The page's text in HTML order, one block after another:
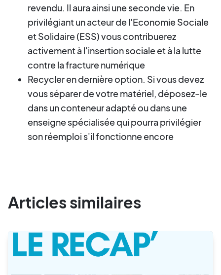
revendu. Il aura ainsi une seconde vie. En
privilégiant un acteur de l'Economie Sociale
et Solidaire (ESS) vous contribuerez
activement à l'insertion sociale et à la lutte
contre la fracture numérique
Recycler en dernière option. Si vous devez
vous séparer de votre matériel, déposez-le
dans un conteneur adapté ou dans une
enseigne spécialisée qui pourra privilégier
son réemploi s'il fonctionne encore
Articles similaires